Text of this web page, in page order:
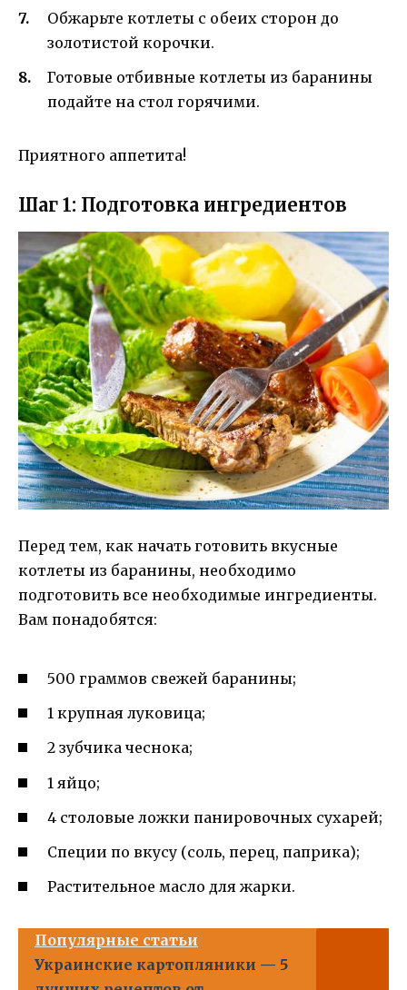
Обжарьте котлеты с обеих сторон до
золотистой корочки.
Готовые отбивные котлеты из баранины
подайте на стол горячими.
Приятного аппетита!
Шаг 1: Подготовка ингредиентов
Перед тем, как начать готовить вкусные
котлеты из баранины, необходимо
подготовить все необходимые ингредиенты.
Вам понадобятся:
500 граммов свежей баранины;
1 крупная луковица;
2 зубчика чеснока;
1 яйцо;
4 столовые ложки панировочных сухарей;
Специи по вкусу (соль, перец, паприка);
Растительное масло для жарки.
Популярные статьи
Украинские картопляники — 5